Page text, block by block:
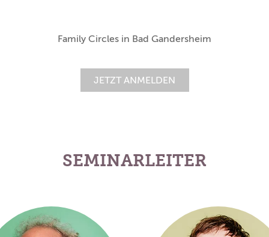
Family Circles in Bad Gandersheim
JETZT ANMELDEN
SEMINARLEITER